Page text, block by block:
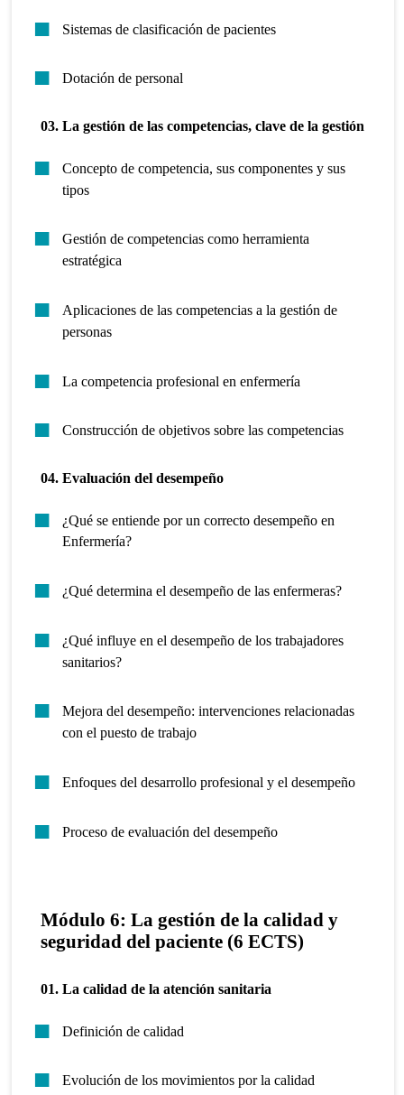
Sistemas de clasificación de pacientes
Dotación de personal
03. La gestión de las competencias, clave de la gestión
Concepto de competencia, sus componentes y sus
tipos
Gestión de competencias como herramienta
estratégica
Aplicaciones de las competencias a la gestión de
personas
La competencia profesional en enfermería
Construcción de objetivos sobre las competencias
04. Evaluación del desempeño
¿Qué se entiende por un correcto desempeño en
Enfermería?
¿Qué determina el desempeño de las enfermeras?
¿Qué influye en el desempeño de los trabajadores
sanitarios?
Mejora del desempeño: intervenciones relacionadas
con el puesto de trabajo
Enfoques del desarrollo profesional y el desempeño
Proceso de evaluación del desempeño
Módulo 6: La gestión de la calidad y
seguridad del paciente (6 ECTS)
01. La calidad de la atención sanitaria
Definición de calidad
Evolución de los movimientos por la calidad